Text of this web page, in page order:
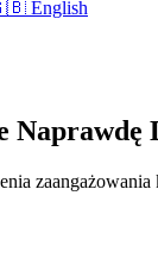
English